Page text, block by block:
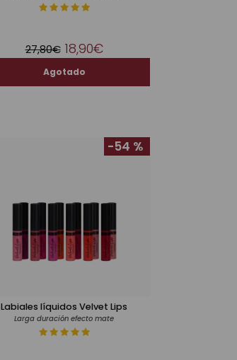
27,80€ 18,90€
Labiales líquidos Velvet Lips
Larga duración efecto mate
-54 %